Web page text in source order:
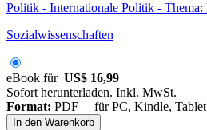
Politik - Internationale Politik -
Sozialwissenschaften
eBook für US$ 16,99
Sofort herunterladen. Inkl. MwSt.
Format: PDF – für PC, Kindle,
In den Warenkorb